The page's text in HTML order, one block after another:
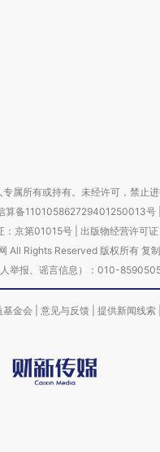
属所有或持有。未经许可，禁止
算备110105862729401250013号
：京第01015号| 出版物经营许可
All Rights Reserved 版权所有 复
人举报、谣言信息）：010-
基金会 意见与反馈 提供新闻线索